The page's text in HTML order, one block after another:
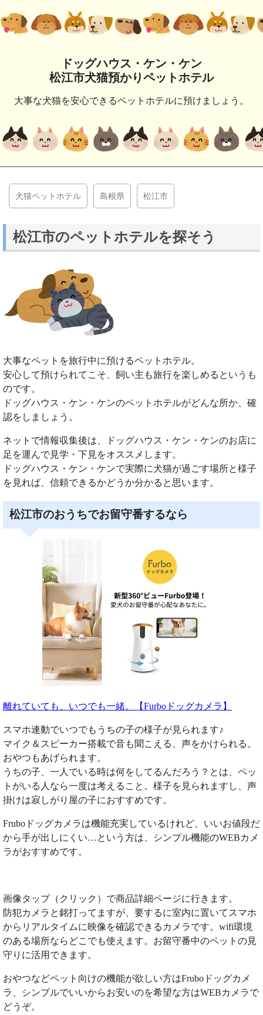
ドッグハウス・ケン・ケン
松江市犬猫預かりペットホテル
大事な犬猫を安心できるペットホテルに預けましょう。
犬猫ペットホテル 島根県 松江市
松江市のペットホテルを探そう
大事なペットを旅行中に預けるペットホテル。
安心して預けられてこそ、飼い主も旅行を楽しめるというも
のです。
ドッグハウス・ケン・ケンのペットホテルがどんな所か、確
認をしましょう。
ネットで情報収集後は、ドッグハウス・ケン・ケンのお店に
足を運んで見学・下見をオススメします。
ドッグハウス・ケン・ケンで実際に犬猫が過ごす場所と様子
を見れば、信頼できるかどうか分かると思います。
松江市のおうちでお留守番するなら
離れていても、いつでも一緒。【Furboドッグカメラ】
スマホ連動でいつでもうちの子の様子が見られます♪
マイク＆スピーカー搭載で音も聞こえる、声をかけられる。
おやつもあげられます。
うちの子、一人でいる時は何をしてるんだろう？とは、ペッ
トがいる人なら一度は考えること。様子を見られますし、声
掛けは寂しがり屋の子におすすめです。
Fruboドッグカメラは機能充実しているけれど、いいお値段だ
から手が出しにくい…という方は、シンプル機能のWEBカメ
ラがおすすめです。
画像タップ（クリック）で商品詳細ページに行きます。
防犯カメラと銘打ってますが、要するに室内に置いてスマホ
からリアルタイムに映像を確認できるカメラです。wifi環境
のある場所ならどこでも使えます。お留守番中のペットの見
守りに活用できます。
おやつなどペット向けの機能が欲しい方はFruboドッグカメ
ラ、シンプルでいいからお安いのを希望な方はWEBカメラで
どうぞ。